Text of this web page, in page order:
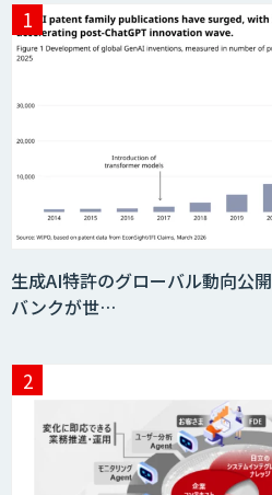
「AI課題の
タ収集・作成
JOINT AI
生成AI特許のグローバル動向公
バンクが世…